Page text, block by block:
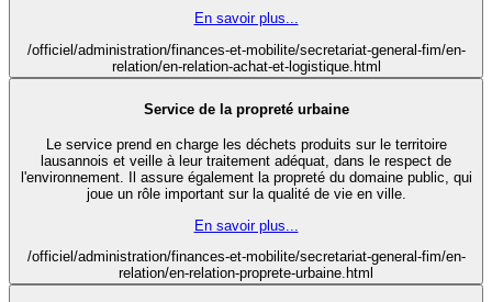
En savoir plus...
/officiel/administration/finances-et-mobilite/secretariat-general-fim/en-
relation/en-relation-achat-et-logistique.html
Service de la propreté urbaine
Le service prend en charge les déchets produits sur le territoire
lausannois et veille à leur traitement adéquat, dans le respect de
l'environnement. Il assure également la propreté du domaine public, qui
joue un rôle important sur la qualité de vie en ville.
En savoir plus...
/officiel/administration/finances-et-mobilite/secretariat-general-fim/en-
relation/en-relation-proprete-urbaine.html